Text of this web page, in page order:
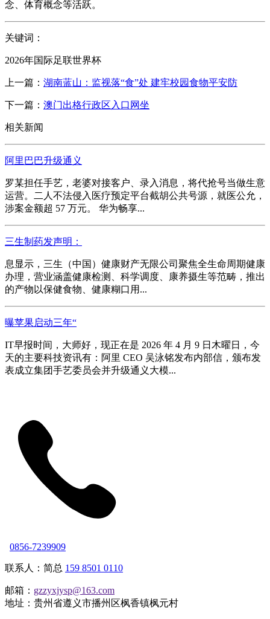
念、体育概念等活跃。
关键词：
2026年国际足联世界杯
上一篇： 湖南蓝山：监视落“食”处 建牢校园食物平安防
下一篇： 澳门出格行政区入口网坐
相关新闻
阿里巴巴升级通义
罗某担任手艺，老婆对接客户、录入消息，将代抢号当做生意
运营。二人不法侵入医疗预定平台截胡公共号源，就医公允，
涉案金额超 57 万元。 华为畅享...
三生制药发声明：
息显示，三生（中国）健康财产无限公司聚焦全生命周期健康
办理，营业涵盖健康检测、科学调度、康养摄生等范畴，推出
的产物以保健食物、健康糊口用...
曝苹果启动三年“
IT早报时间，大师好，现正在是 2026 年 4 月 9 日木曜日，今
天的主要科技资讯有：阿里 CEO 吴泳铭发布内部信，颁布发
表成立集团手艺委员会并升级通义大模...
0856-7239909
联系人：简总 159 8501 0110
邮箱： gzzyxjysp@163.com
地址：贵州省遵义市播州区枫香镇枫元村